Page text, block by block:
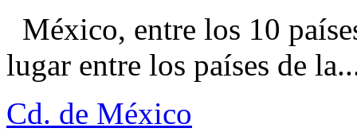
México, entre los 10
lugar entre los países de
Cd. de México